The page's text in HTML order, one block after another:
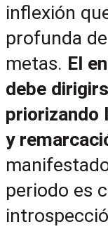
inflexión
profunda
metas. El
debe
priorizando
y
periodo es